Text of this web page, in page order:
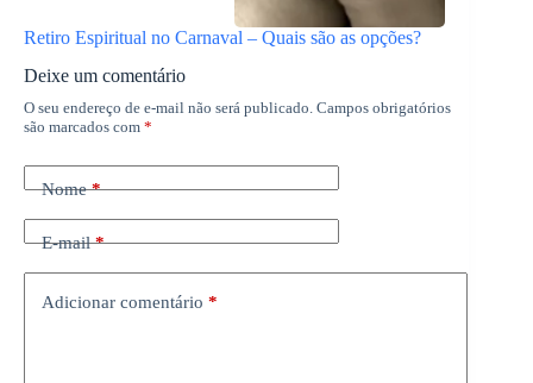
Retiro Espiritual no Carnaval – Quais são as opções?
Deixe um comentário
O seu endereço de e-mail não será publicado. Campos obrigatórios
são marcados com *
Nome*
E-mail*
Adicionar comentário *